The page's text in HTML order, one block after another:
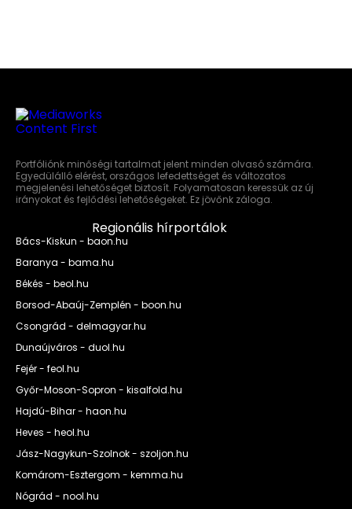
Portfóliónk minőségi tartalmat jelent minden olvasó számára.
Egyedülálló elérést, országos lefedettséget és változatos
megjelenési lehetőséget biztosít. Folyamatosan keressük az új
irányokat és fejlődési lehetőségeket. Ez jövőnk záloga.
Regionális hírportálok
Bács-Kiskun - baon.hu
Baranya - bama.hu
Békés - beol.hu
Borsod-Abaúj-Zemplén - boon.hu
Csongrád - delmagyar.hu
Dunaújváros - duol.hu
Fejér - feol.hu
Győr-Moson-Sopron - kisalfold.hu
Hajdú-Bihar - haon.hu
Heves - heol.hu
Jász-Nagykun-Szolnok - szoljon.hu
Komárom-Esztergom - kemma.hu
Nógrád - nool.hu